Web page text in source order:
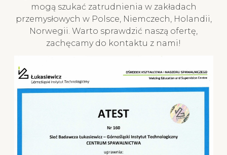
mogą szukać zatrudnienia w zakładach
przemysłowych w Polsce, Niemczech, Holandii,
Norwegii. Warto sprawdzić naszą ofertę,
zachęcamy do kontaktu z nami!